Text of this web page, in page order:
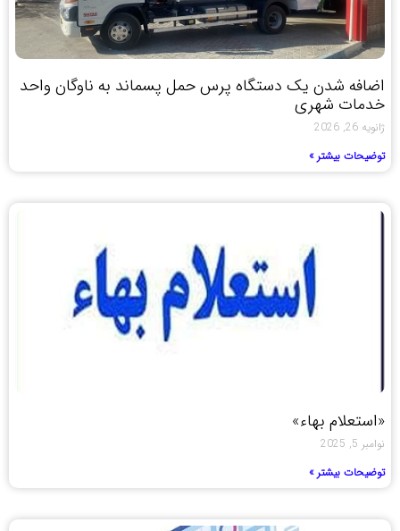
اضافه شدن یک دستگاه پرس حمل پسماند به ناوگان واحد
خدمات شهری
ژانویه 26, 2026
توضیحات بیشتر »
«استعلام بهاء»
نوامبر 5, 2025
توضیحات بیشتر »